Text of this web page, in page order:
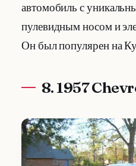
автомобиль с
пулевидным носом и
Он был популярен на
8. 1957